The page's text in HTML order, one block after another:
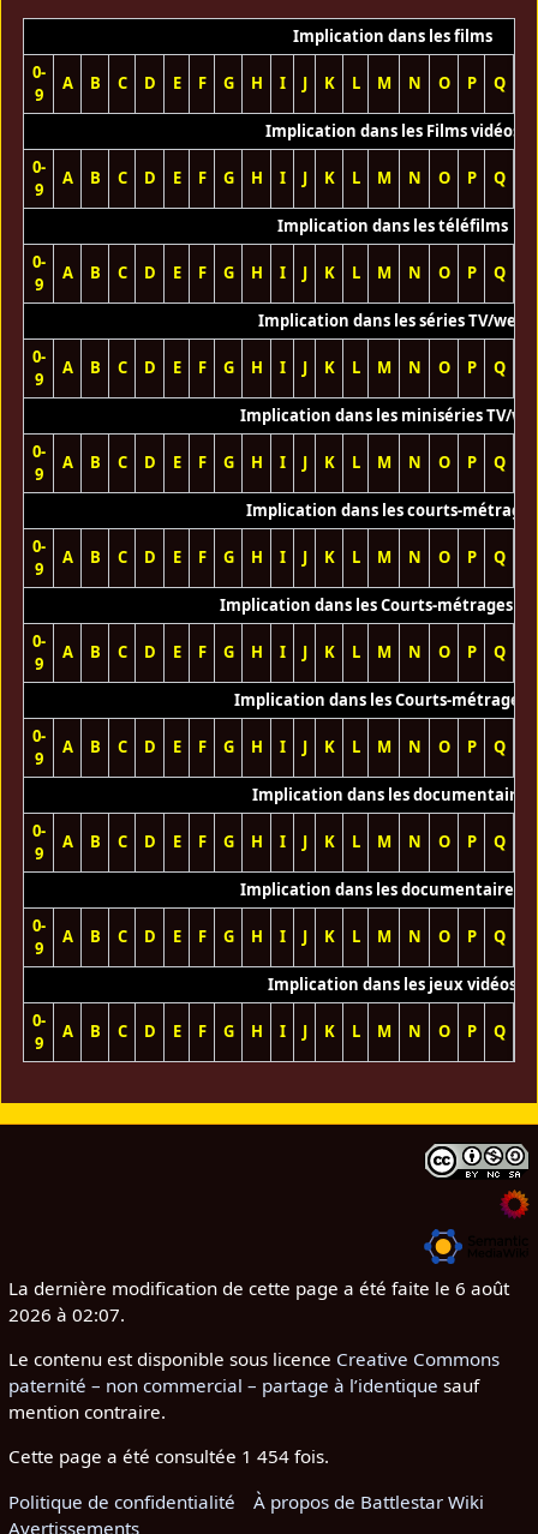
Implication dans les films
0-
9
A B C D E F G H I J K L M N O P Q
Implication dans les Films vidéos
0-
9
A B C D E F G H I J K L M N O P Q
Implication dans les téléfilms
0-
9
A B C D E F G H I J K L M N O P Q
Implication dans les séries TV/web
0-
9
A B C D E F G H I J K L M N O P Q
Implication dans les miniséries TV/
0-
9
A B C D E F G H I J K L M N O P Q
Implication dans les courts-métrages
0-
9
A B C D E F G H I J K L M N O P Q
Implication dans les Courts-métrages
0-
9
A B C D E F G H I J K L M N O P Q
Implication dans les Courts-métrages
0-
9
A B C D E F G H I J K L M N O P Q
Implication dans les documentaires
0-
9
A B C D E F G H I J K L M N O P Q
Implication dans les documentaires
0-
9
A B C D E F G H I J K L M N O P Q
Implication dans les jeux vidéos
0-
9
A B C D E F G H I J K L M N O P Q
La dernière modification de cette page a été faite le 6 août
2026 à 02:07.
Le contenu est disponible sous licence Creative Commons
paternité – non commercial – partage à l’identique sauf
mention contraire.
Cette page a été consultée 1 454 fois.
Politique de confidentialité
À propos de Battlestar Wiki
Avertissements